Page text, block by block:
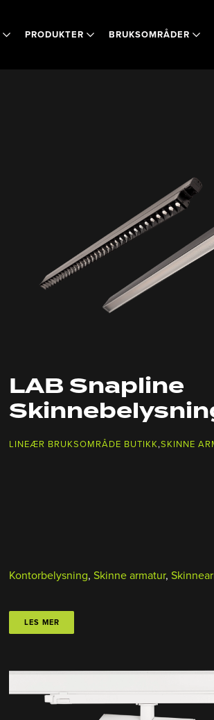
PRODUKTER BRUKSOMRÅDER
LAB Snapline
LINEÆR BRUKSOMRÅDE BUTIKK,SKINNE
Kontorbelysning, Skinne armatur,
LES MER